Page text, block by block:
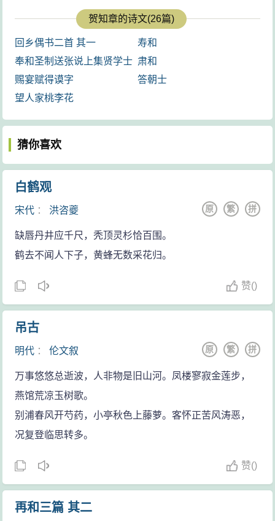
著名的《咏柳》、《回乡偶书》两首
脍炙人口，千古传诵，今尚存录入
《全唐诗》共19首。 ...
贺知章的诗文(26篇)
回乡偶书二首 其一
寿和
奉和圣制送张说上集贤学士
赐宴赋得谟字
肃和
答朝士
望人家桃李花
猜你喜欢
白鹤观
宋代 ： 洪咨夔 拼
繁
原
缺唇丹井应千尺，秃顶灵杉恰百围。
鹤去不闻人下子，黄蜂无数采花归。
赞()
吊古
明代 ：伦文叙 拼
繁
原
万事悠悠总逝波，人非物是旧山河。凤楼寥寂金莲步，
燕馆荒凉玉树歌。
别浦春风开芍药，小亭秋色上藤萝。客怀正苦风涛恶，
况复登临思转多。
赞()
再和三篇 其二